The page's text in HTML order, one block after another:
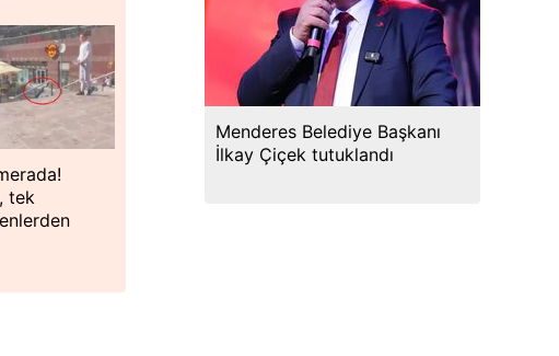
tek
Menderes Belediye Başkanı
İlkay Çiçek tutuklandı